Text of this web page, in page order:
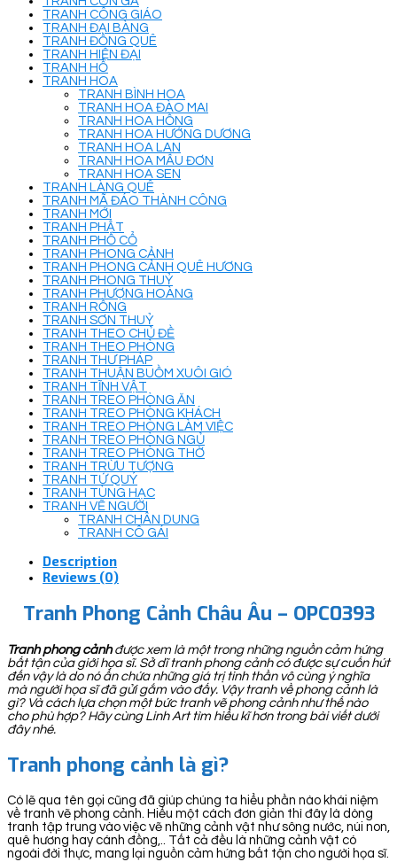
TRANH CÔNG GIÁO
TRANH ĐẠI BÀNG
TRANH ĐỒNG QUÊ
TRANH HIỆN ĐẠI
TRANH HỔ
TRANH HOA
TRANH BÌNH HOA
TRANH HOA ĐÀO MAI
TRANH HOA HỒNG
TRANH HOA HƯỚNG DƯƠNG
TRANH HOA LAN
TRANH HOA MẪU ĐƠN
TRANH HOA SEN
TRANH LÀNG QUÊ
TRANH MÃ ĐÁO THÀNH CÔNG
TRANH MỚI
TRANH PHẬT
TRANH PHỐ CỔ
TRANH PHONG CẢNH
TRANH PHONG CẢNH QUÊ HƯƠNG
TRANH PHONG THUỶ
TRANH PHƯỢNG HOÀNG
TRANH RỒNG
TRANH SƠN THUỶ
TRANH THEO CHỦ ĐỀ
TRANH THEO PHÒNG
TRANH THƯ PHÁP
TRANH THUẬN BUỒM XUÔI GIÓ
TRANH TĨNH VẬT
TRANH TREO PHÒNG ĂN
TRANH TREO PHÒNG KHÁCH
TRANH TREO PHÒNG LÀM VIỆC
TRANH TREO PHÒNG NGỦ
TRANH TREO PHÒNG THỜ
TRANH TRỪU TƯỢNG
TRANH TỨ QUÝ
TRANH TÙNG HẠC
TRANH VẼ NGƯỜI
TRANH CHÂN DUNG
TRANH CÔ GÁI
Description
Reviews (0)
Tranh Phong Cảnh Châu Âu – OPC0393
Tranh phong cảnhđược xem là một trong những nguồn cảm hứng
bất tận của giới họa sĩ. Sở dĩ tranh phong cảnh có được sự cuốn hút
đến vậy là do nó ẩn chứa những giá trị tinh thần vô cùng ý nghĩa
mà người họa sĩ đã gửi gắm vào đấy. Vậy tranh về phong cảnh là
gì? Và cách lựa chọn một bức tranh vẽ phong cảnh như thế nào
cho phù hợp? Hãy cùng Linh Art tìm hiểu kĩ hơn trong bài viết dưới
đây nhé.
Tranh phong cảnh là gì?
Có lẽ qua tên gọi cũng đã giúp chúng ta hiểu phần nào khái niệm
về tranh vẽ phong cảnh. Hiểu một cách đơn giản thì đây là dòng
tranh tập trung vào việc vẽ những cảnh vật như sông nước, núi non,
quê hương hay cánh đồng,.. Tất cả đều là những cảnh vật có
ngoài đời thực, mang lại nguồn cảm hứng bất tận cho người họa sĩ.